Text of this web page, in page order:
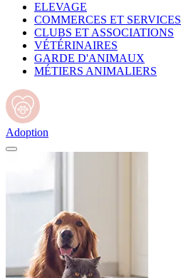
ELEVAGE
COMMERCES ET SERVICES
CLUBS ET ASSOCIATIONS
VÉTÉRINAIRES
GARDE D'ANIMAUX
MÉTIERS ANIMALIERS
Adoption